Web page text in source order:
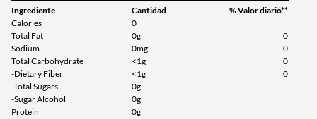
Ingrediente Cantidad
% Valor diario**
Calories
0
Total Fat
0g
0
Sodium
0mg
0
Total Carbohydrate
<1g
0
-Dietary Fiber
<1g
0
-Total Sugars
0g
-Sugar Alcohol
0g
Protein
0g